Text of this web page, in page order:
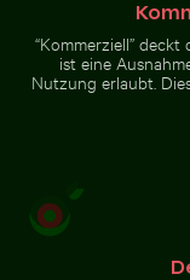
Sächsische
Schweiz, Bad
Schandau
Zur Stock-
“Kommerziell”
ist eine
Nutzung erlaubt.